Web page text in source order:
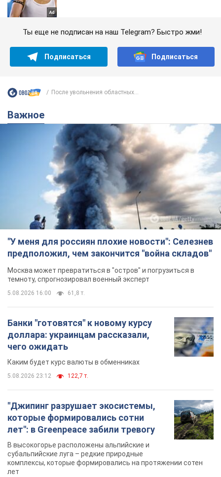
Ты еще не подписан на наш Telegram? Быстро жми!
Подписаться Подписаться
После увольнения областных...
Важное
"У меня для россиян плохие новости": Селезнев
предположил, чем закончится "война складов"
Москва может превратиться в "остров" и погрузиться в
темноту, спрогнозировал военный эксперт
5.08.2026 16:00 61,8 т.
Банки "готовятся" к новому курсу
доллара: украинцам рассказали,
чего ожидать
Каким будет курс валюты в обменниках
5.08.2026 23:12 122,7 т.
"Джипинг разрушает экосистемы,
которые формировались сотни
лет": в Greenpeace забили тревогу
В высокогорье расположены альпийские и
субальпийские луга – редкие природные
комплексы, которые формировались на протяжении сотен
лет